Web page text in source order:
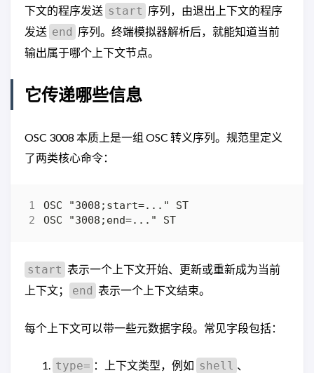
下文的程序发送 start 序列，由退出上下文的程序
发送 end 序列。终端模拟器解析后，就能知道当前
输出属于哪个上下文节点。
它传递哪些信息
OSC 3008 本质上是一组 OSC 转义序列。规范里定义
了两类核心命令：
start 表示一个上下文开始、更新或重新成为当前
上下文；
end 表示一个上下文结束。
每个上下文可以带一些元数据字段。常见字段包括：
type= ：上下文类型，例如 shell 、